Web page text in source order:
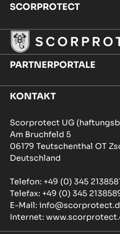
SCORPROTECT
PARTNERPORTALE
KONTAKT
Scorprotect UG
Am Bruchfeld 5
06179 Teutschenthal OT
Deutschland
Telefon: +49 (0) 345
Telefax: +49 (0) 345
E-Mail:
Internet: